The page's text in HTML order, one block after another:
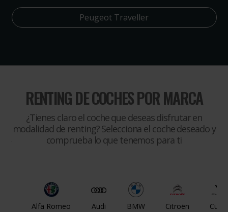
Peugeot Traveller
RENTING DE COCHES POR MARCA
¿Tienes claro el coche que deseas disfrutar en
modalidad de renting? Selecciona el coche deseado y
comprueba lo que tenemos para ti
Alfa Romeo Audi BMW Citroën